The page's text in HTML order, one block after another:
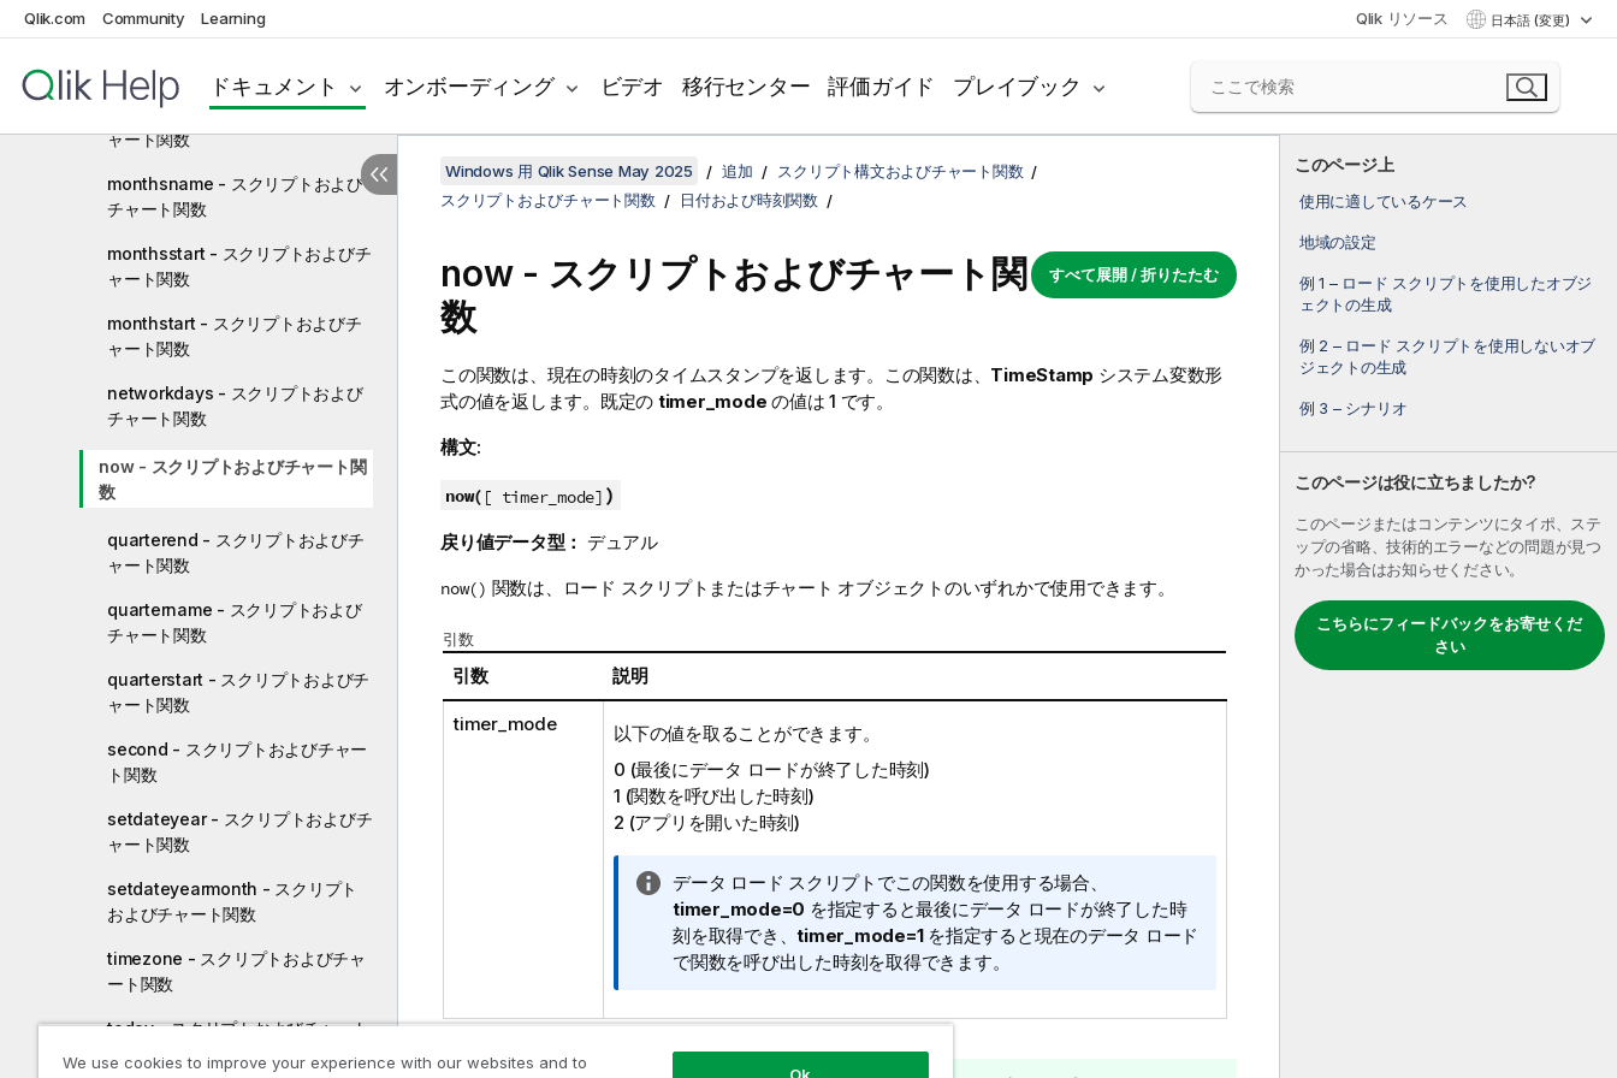
Qlik.com Community Learning Qlik リソース 日本語 (変更)
ドキュメント オンボーディング ビデオ 移行センター 評価ガイド プレイブック
monthname - スクリプトおよびチ
ャート関数
monthsend - スクリプトおよびチ
ャート関数
monthsname - スクリプトおよび
チャート関数
monthsstart - スクリプトおよびチ
ャート関数
monthstart - スクリプトおよびチ
ャート関数
networkdays - スクリプトおよび
チャート関数
now - スクリプトおよびチャート関
数
quarterend - スクリプトおよびチ
ャート関数
quartername - スクリプトおよび
チャート関数
quarterstart - スクリプトおよびチ
ャート関数
second - スクリプトおよびチャー
ト関数
setdateyear - スクリプトおよびチ
ャート関数
setdateyearmonth - スクリプト
およびチャート関数
timezone - スクリプトおよびチャ
ート関数
today - スクリプトおよびチャート
このページ上
使用に適しているケース
地域の設定
例 1 – ロード スクリプトを使用したオブジ
ェクトの生成
例 2 – ロード スクリプトを使用しないオブ
ジェクトの生成
例 3 – シナリオ
このページは役に立ちましたか?
このページまたはコンテンツにタイポ、ステ
ップの省略、技術的エラーなどの問題が見つ
かった場合はお知らせください。
こちらにフィードバックをお寄せくだ
さい
Windows 用 Qlik Sense May 2025 追加
スクリプト構文およびチャート関数
スクリプトおよびチャート関数
日付および時刻関数
すべて展開 / 折りたたむ
now - スクリプトおよびチャート関
数
この関数は、現在の時刻のタイムスタンプを返します。この関数は、 TimeStamp システム変数形
式の値を返します。既定の timer_mode の値は 1 です。
構文:
now( [ timer_mode] )
戻り値データ型： デュアル
now() 関数は、ロード スクリプトまたはチャート オブジェクトのいずれかで使用できます。
引数
引数 説明
timer_mode
以下の値を取ることができます。
0 (最後にデータ ロードが終了した時刻)
1 (関数を呼び出した時刻)
2 (アプリを開いた時刻)
情
報
メ
モ
データ ロード スクリプトでこの関数を使用する場合、
timer_mode=0 を指定すると最後にデータ ロードが終了した時
刻を取得でき、timer_mode=1を指定すると現在のデータ ロード
で関数を呼び出した時刻を取得できます。
We use cookies to improve your experience with our websites and to